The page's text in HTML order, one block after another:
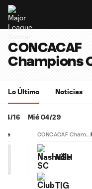
CONCACAF
Champions
Lo Último Noticias
04/16 Mié 04/29
CONCACAF Champions Cup
NSH
TIG